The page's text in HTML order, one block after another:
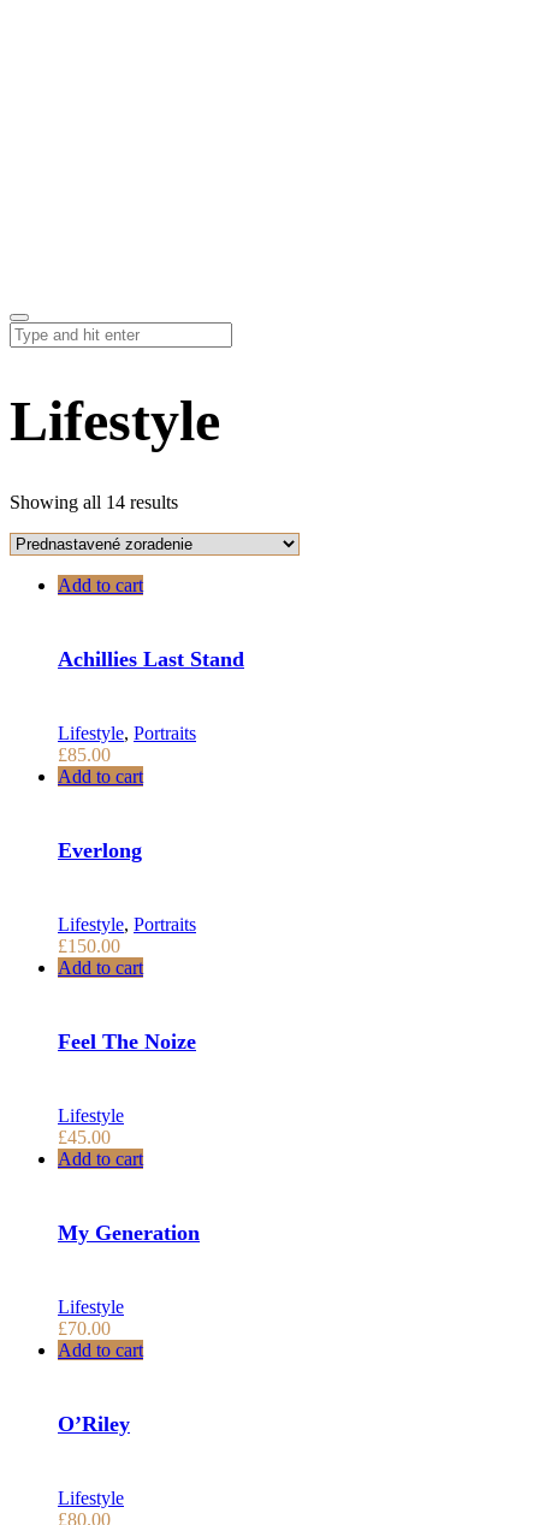
Lifestyle
Showing all 14 results
Add to cart
Achillies Last Stand
Lifestyle, Portraits
£85.00
Add to cart
Everlong
Lifestyle, Portraits
£150.00
Add to cart
Feel The Noize
Lifestyle
£45.00
Add to cart
My Generation
Lifestyle
£70.00
Add to cart
O’Riley
Lifestyle
£80.00